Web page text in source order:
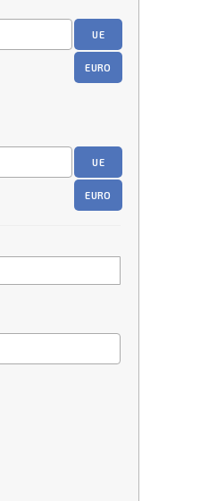
UE
EURO
UE
EURO